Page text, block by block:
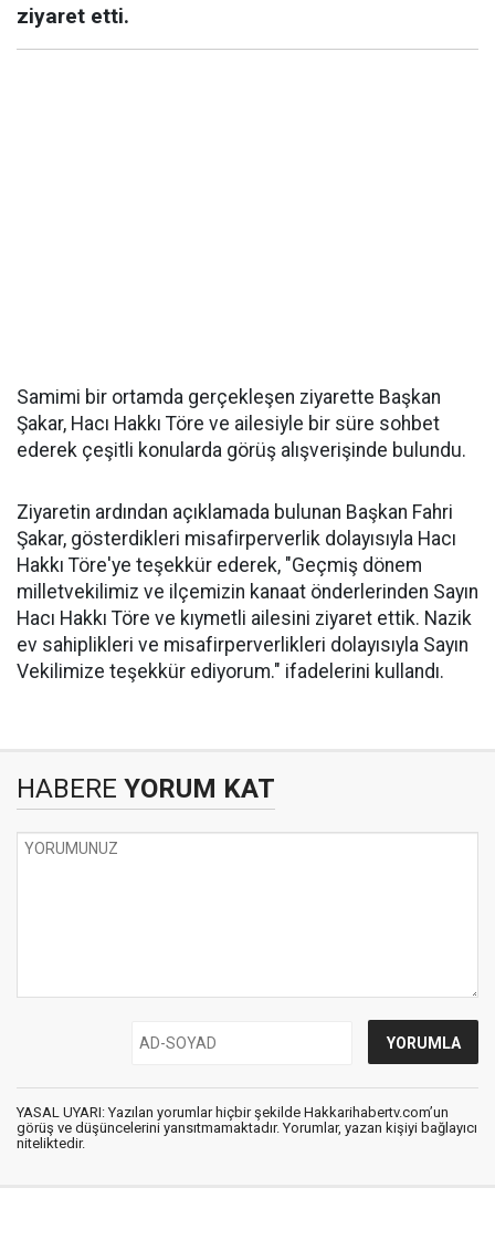
ziyaret etti.
Samimi bir ortamda gerçekleşen ziyarette Başkan
Şakar, Hacı Hakkı Töre ve ailesiyle bir süre sohbet
ederek çeşitli konularda görüş alışverişinde bulundu.
Ziyaretin ardından açıklamada bulunan Başkan Fahri
Şakar, gösterdikleri misafirperverlik dolayısıyla Hacı
Hakkı Töre'ye teşekkür ederek, "Geçmiş dönem
milletvekilimiz ve ilçemizin kanaat önderlerinden Sayın
Hacı Hakkı Töre ve kıymetli ailesini ziyaret ettik. Nazik
ev sahiplikleri ve misafirperverlikleri dolayısıyla Sayın
Vekilimize teşekkür ediyorum." ifadelerini kullandı.
HABERE YORUM KAT
YASAL UYARI: Yazılan yorumlar hiçbir şekilde Hakkarihabertv.com’un
görüş ve düşüncelerini yansıtmamaktadır. Yorumlar, yazan kişiyi bağlayıcı
niteliktedir.